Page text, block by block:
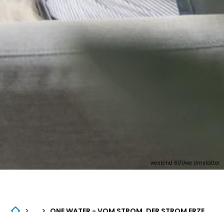
westend 61/Uwe Umstätter